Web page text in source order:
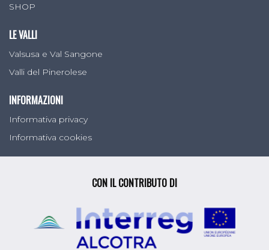
SHOP
LE VALLI
Valsusa e Val Sangone
Valli del Pinerolese
INFORMAZIONI
Informativa privacy
Informativa cookies
CON IL CONTRIBUTO DI